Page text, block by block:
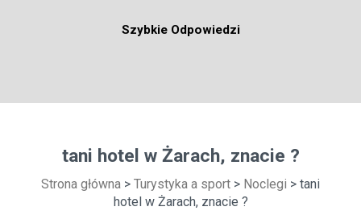
Szybkie Odpowiedzi
tani hotel w Żarach, znacie ?
Strona główna > Turystyka a sport > Noclegi > tani
hotel w Żarach, znacie ?